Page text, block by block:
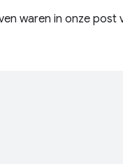
waren in onze